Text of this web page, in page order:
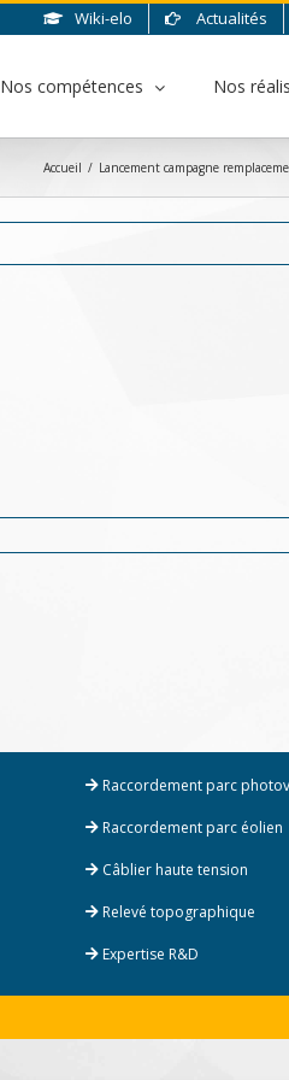
Wiki-elo Actualités
Nos compétences Nos
Accueil / Lancement campagne
Raccordement parc
Raccordement parc éolien
Câblier haute tension
Relevé topographique
Expertise R&D